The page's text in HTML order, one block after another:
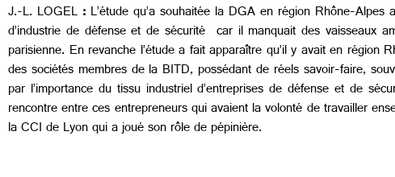
J.-L. LOGEL :L’étude qu’a souhaitée la DGA en région Rhône-
d’industrie de défense et de sécurité car il manquait des vaisseaux
parisienne. En revanche l’étude a fait apparaître qu’il y avait en
des sociétés membres de la BITD, possédant de réels savoir-faire,
par l’importance du tissu industriel d’entreprises de défense et de
rencontre entre ces entrepreneurs qui avaient la volonté de travailler
la CCI de Lyon qui a joué son rôle de pépinière.